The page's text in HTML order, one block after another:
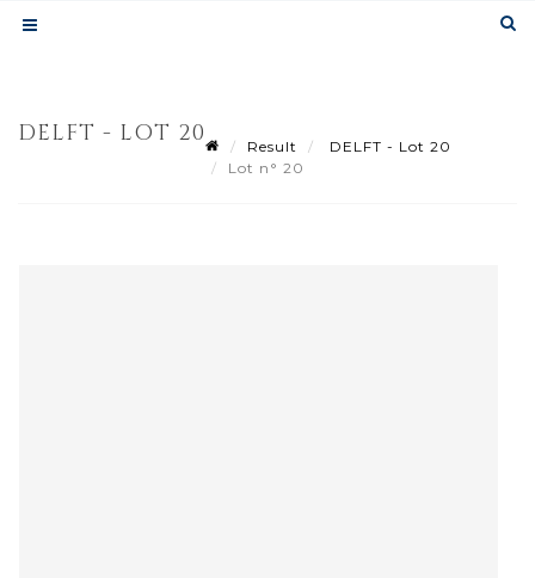
DELFT - LOT 20 Result
DELFT - Lot 20
Lot n° 20